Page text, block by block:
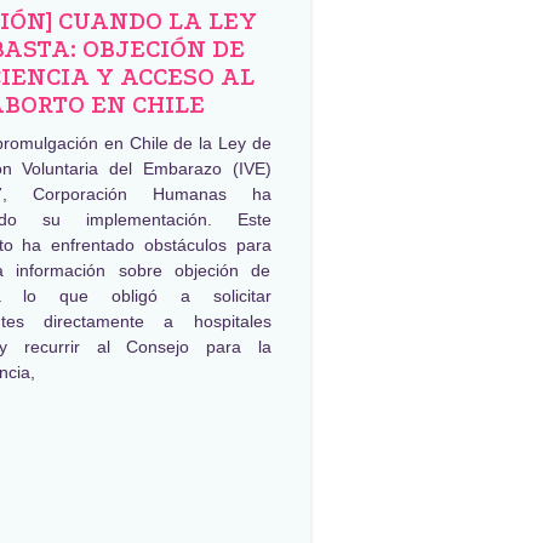
CUANDO LA LEY
OBJECIÓN DE
Y ACCESO AL
EN CHILE
en Chile de la Ley de
Voluntaria del Embarazo (IVE)
Corporación Humanas ha
su implementación. Este
ha enfrentado obstáculos para
información sobre objeción de
lo que obligó a solicitar
directamente a hospitales
recurrir al Consejo para la